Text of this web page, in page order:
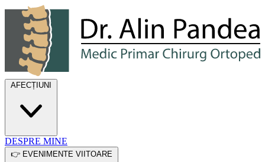
Dr. Alin Pandea
AFECȚIUNI
DESPRE MINE
👉 EVENIMENTE VIITOARE